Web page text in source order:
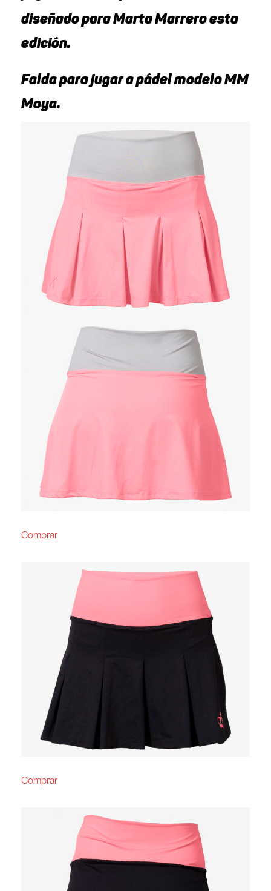
diseñado para Marta Marrero esta
edición.
Falda para jugar a pádel modelo MM
Moya.
Comprar
Comprar